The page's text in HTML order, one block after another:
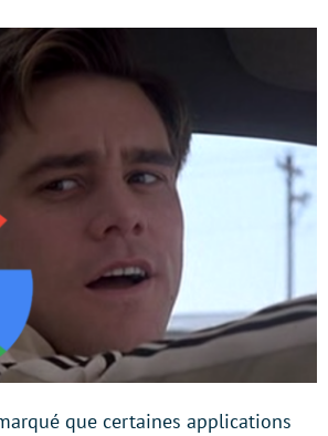
que certaines applications